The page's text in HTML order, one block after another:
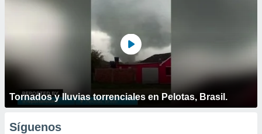
Tornados y lluvias torrenciales en Pelotas, Brasil.
Síguenos